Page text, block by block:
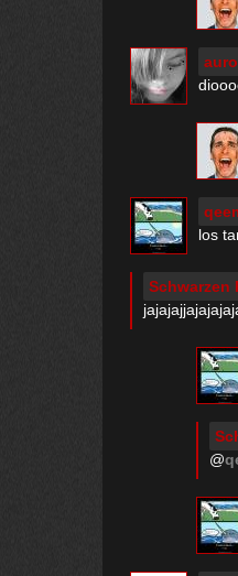
los
Schwarzen
@